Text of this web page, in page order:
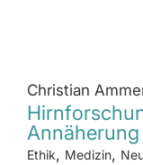
Christian
Ethik, Medizin,